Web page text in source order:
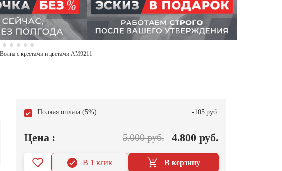
Волна с крестами и цветами AM9211
Полная оплата (5%) -105 руб.
Цена : 5.000 руб. 4.800 руб.
В корзину
В 1 клик